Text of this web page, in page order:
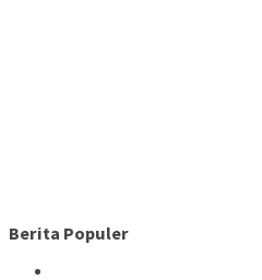
Berita Populer